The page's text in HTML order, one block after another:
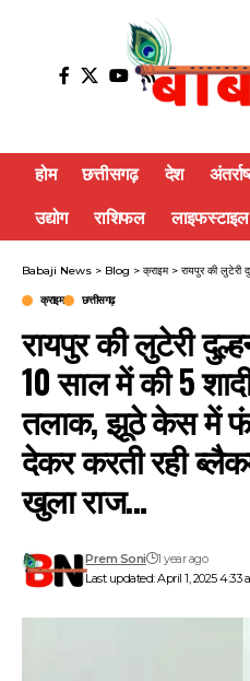
होम छत्तीसगढ़ देश
उद्योग राशिफल लाइफस्टाइल
Babaji News > Blog > क्राइम> रायपुर की लुटेरी दुल्हन और मां
क्राइम छत्तीसगढ़
रायपुर की लुटेरी
10 साल में की 5
तलाक, झूठे केस में
देकर करती रही
खुला राज…
Last updated: April 1, 2025 4:33
Prem Soni 1 year ago